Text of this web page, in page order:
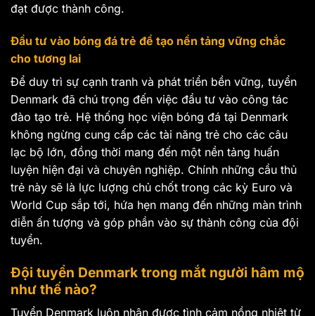
đạt được thành công.
Đầu tư vào bóng đá trẻ để tạo nền tảng vững chắc
cho tương lai
Để duy trì sự cạnh tranh và phát triển bền vững, tuyển
Denmark đã chú trọng đến việc đầu tư vào công tác
đào tạo trẻ. Hệ thống học viện bóng đá tại Denmark
không ngừng cung cấp các tài năng trẻ cho các câu
lạc bộ lớn, đồng thời mang đến một nền tảng huấn
luyện hiện đại và chuyên nghiệp. Chính những cầu thủ
trẻ này sẽ là lực lượng chủ chốt trong các kỳ Euro và
World Cup sắp tới, hứa hẹn mang đến những màn trình
diễn ấn tượng và góp phần vào sự thành công của đội
tuyển.
Đội tuyển Denmark trong mắt người hâm mộ
như thế nào?
Tuyển Denmark luôn nhận được tình cảm nồng nhiệt từ